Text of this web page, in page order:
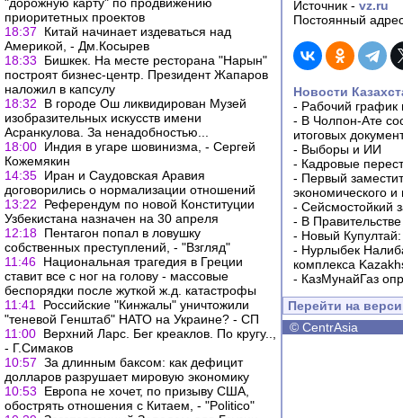
приоритетных проектов
18:37
Китай начинает издеваться над
Америкой, - Дм.Косырев
18:33
Бишкек. На месте ресторана "Нарын"
построят бизнес-центр. Президент Жапаров
наложил в капсулу
18:32
В городе Ош ликвидирован Музей
изобразительных искусств имени
Асранкулова. За ненадобностью...
18:00 Индия в угаре шовинизма, - Сергей
Кожемякин
14:35 Иран и Саудовская Аравия
договорились о нормализации отношений
13:22
Референдум по новой Конституции
Узбекистана назначен на 30 апреля
12:18 Пентагон попал в ловушку
собственных преступлений, - "Взгляд"
11:46 Национальная трагедия в Греции
ставит все с ног на голову - массовые
беспорядки после жуткой ж.д. катастрофы
11:41
Российские "Кинжалы" уничтожили
"теневой Генштаб" НАТО на Украине? - СП
11:00 Верхний Ларс. Бег креаклов. По кругу..,
- Г.Симаков
10:57 За длинным баксом: как дефицит
долларов разрушает мировую экономику
10:53
Европа не хочет, по призыву США,
обострять отношения с Китаем, - "Politico"
Источник - vz.ru
Постоянный
Новости
- Рабочий график
- В Чолпон-Ате
итоговых
- Выборы и ИИ
- Кадровые
- Первый
экономического
- Сейсмостойкий
- В
- Новый
- Нурлыбек
комплекса
- КазМунайГаз
Перейти на
© CentrAsia